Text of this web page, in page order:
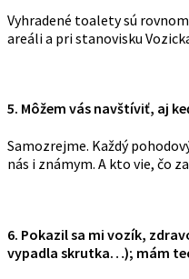
Vyhradené toalety sú
areáli a pri stanovisku
5. Môžem vás navštíviť, aj
Samozrejme. Každý
nás i známym. A kto vie, čo
6. Pokazil sa mi vozík,
vypadla skrutka…); mám